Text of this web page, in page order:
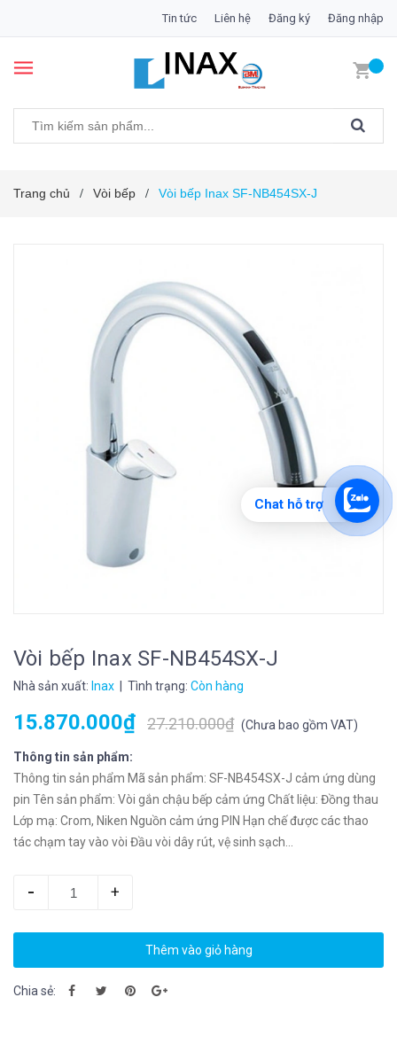
Tin tức Liên hệ Đăng ký Đăng nhập
Trang chủ / Vòi bếp / Vòi bếp Inax SF-NB454SX-J
Vòi bếp Inax SF-NB454SX-J
Nhà sản xuất: Inax | Tình trạng: Còn hàng
15.870.000₫ 27.210.000₫ (Chưa bao gồm VAT)
Thông tin sản phẩm:
Thông tin sản phẩm Mã sản phẩm: SF-NB454SX-J cảm ứng dùng
pin Tên sản phẩm: Vòi gắn chậu bếp cảm ứng Chất liệu: Đồng thau
Lớp mạ: Crom, Niken Nguồn cảm ứng PIN Hạn chế được các thao
tác chạm tay vào vòi Đầu vòi dây rút, vệ sinh sạch...
- +
Thêm vào giỏ hàng
Chia sẻ:
Chat hỗ trợ